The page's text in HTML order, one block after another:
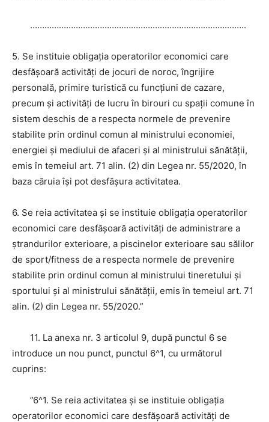
……………………………………………………………………….……..
5. Se instituie obligaţia operatorilor economici care
desfăşoară activităţi de jocuri de noroc, îngrijire
personală, primire turistică cu funcţiuni de cazare,
precum şi activităţi de lucru în birouri cu spaţii comune în
sistem deschis de a respecta normele de prevenire
stabilite prin ordinul comun al ministrului economiei,
energiei şi mediului de afaceri şi al ministrului sănătăţii,
emis în temeiul art. 71 alin. (2) din Legea nr. 55/2020, în
baza căruia îşi pot desfăşura activitatea.
6. Se reia activitatea şi se instituie obligaţia operatorilor
economici care desfăşoară activităţi de administrare a
ştrandurilor exterioare, a piscinelor exterioare sau sălilor
de sport/fitness de a respecta normele de prevenire
stabilite prin ordinul comun al ministrului tineretului şi
sportului şi al ministrului sănătăţii, emis în temeiul art. 71
alin. (2) din Legea nr. 55/2020.”
11. La anexa nr. 3 articolul 9, după punctul 6 se
introduce un nou punct, punctul 6^1, cu următorul
cuprins:
”6^1. Se reia activitatea şi se instituie obligaţia
operatorilor economici care desfăşoară activităţi de